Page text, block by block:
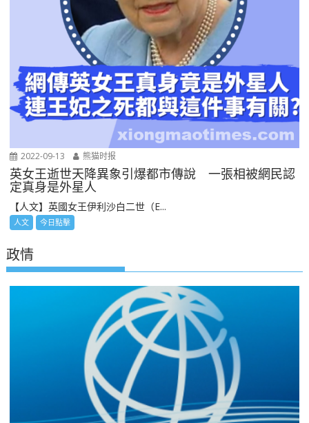
2022-09-13 熊猫时报
英女王逝世天降異象引爆都市傳說 一張相被網民認
定真身是外星人
【人文】英國女王伊利沙白二世（E...
人文 今日點擊
政情